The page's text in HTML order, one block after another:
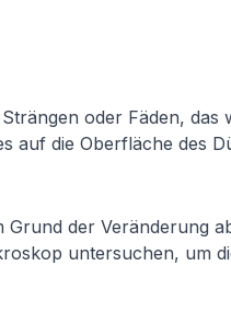
oder Fäden, das
auf die Oberfläche des
der Veränderung
untersuchen, um